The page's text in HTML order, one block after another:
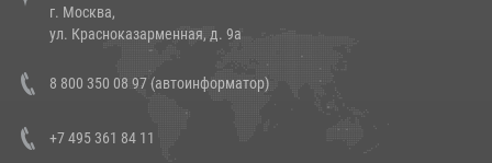
14 июля 2026, 12:20
В Росгвардии прошла военно-научная конференция по обобщению
боевого опыта
г. Москва,
ул. Красноказарменная, д. 9а
8 800 350 08 97 (автоинформатор)
+7 495 361 84 11